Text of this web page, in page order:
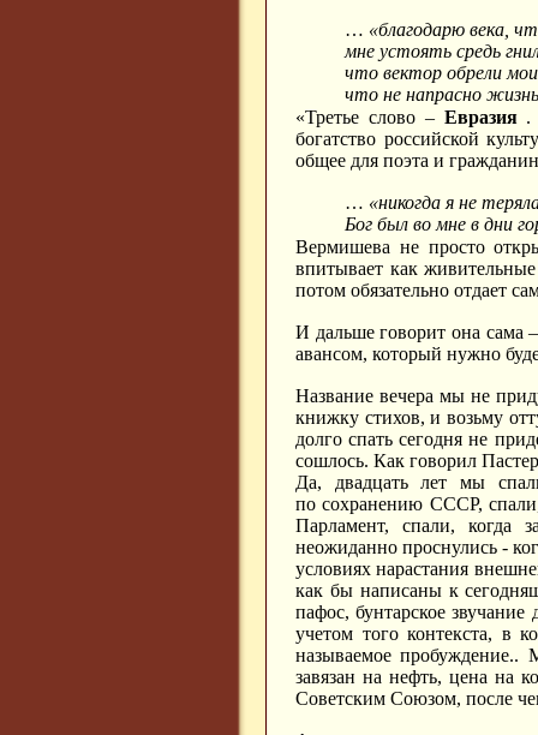
… «благодарю века,
мне устоять средь
что вектор обрели
что не напрасно
«Третье слово – Евразия.
богатство российской
общее для поэта и
… «никогда я не
Бог был во мне в дни
Вермишева не просто
впитывает как
потом обязательно отдает
И дальше говорит она сама
авансом, который нужно
Название вечера мы не
книжку стихов, и возьму
долго спать сегодня не
сошлось. Как говорил
Да, двадцать лет мы
по сохранению СССР, спали,
Парламент, спали, когда
неожиданно проснулись -
условиях нарастания
как бы написаны к
пафос, бунтарское
учетом того контекста, в
называемое
завязан на нефть, цена на
Советским Союзом, после